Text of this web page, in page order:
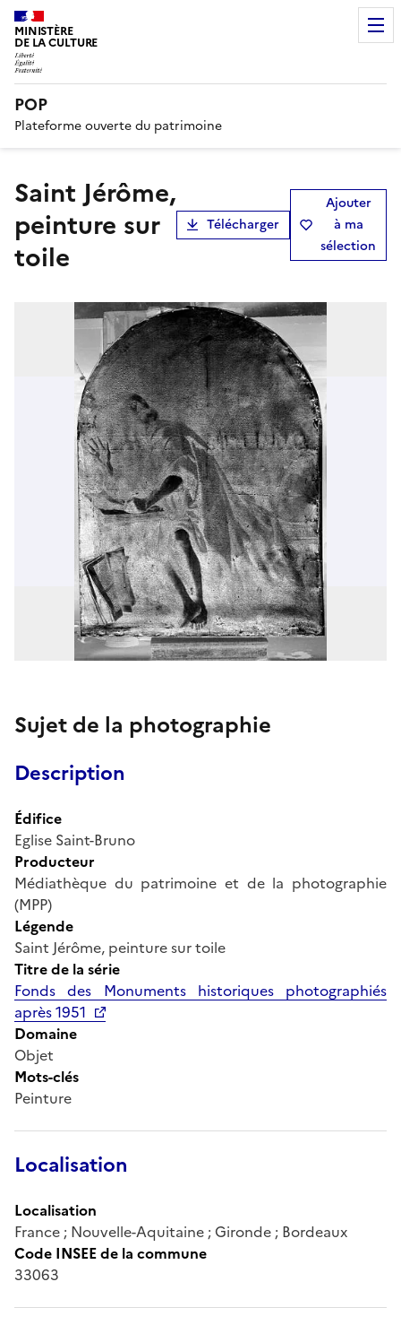
MINISTÈRE
DE LA CULTURE
POP
Plateforme ouverte du patrimoine
Saint Jérôme,
peinture sur
toile
Télécharger
Ajouter
à ma
sélection
Sujet de la photographie
Description
Édifice
Eglise Saint-Bruno
Producteur
Médiathèque du patrimoine et de la photographie
(MPP)
Légende
Saint Jérôme, peinture sur toile
Titre de la série
Fonds des Monuments historiques photographiés
après 1951
Domaine
Objet
Mots-clés
Peinture
Localisation
Localisation
France ; Nouvelle-Aquitaine ; Gironde ; Bordeaux
Code INSEE de la commune
33063